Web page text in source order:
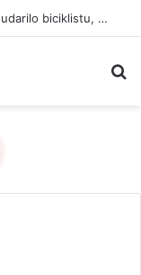
Teška nesreća u Ilijašu: Teretno vozilo udarilo biciklistu, 75-godišnjak zadržan u bolnici